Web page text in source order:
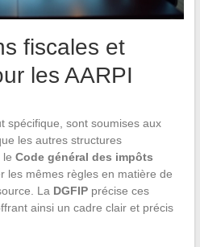
fiscales et
les AARPI
spécifique, sont soumises aux
les autres structures
le Code général des impôts
les mêmes règles en matière de
La DGFIPprécise ces
ainsi un cadre clair et précis